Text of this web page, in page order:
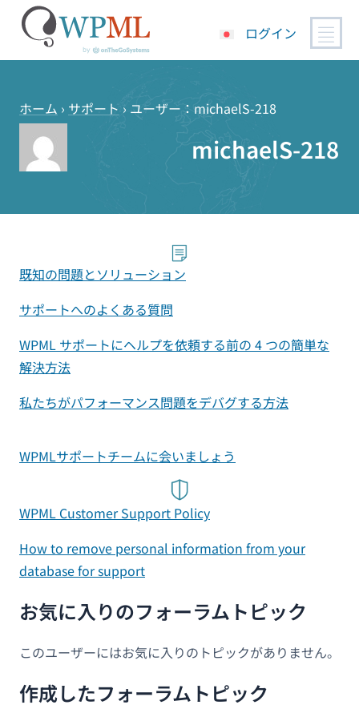
ログイン
ホーム › サポート › ユーザー：michaelS-218
michaelS-218
お気に入りのフォーラムトピック
このユーザーにはお気に入りのトピックがありません。
作成したフォーラムトピック
既知の問題とソリューション
サポートへのよくある質問
WPML サポートにヘルプを依頼する前の 4 つの簡単な
解決方法
私たちがパフォーマンス問題をデバグする方法
WPMLサポートチームに会いましょう
WPML Customer Support Policy
How to remove personal information from your
database for support